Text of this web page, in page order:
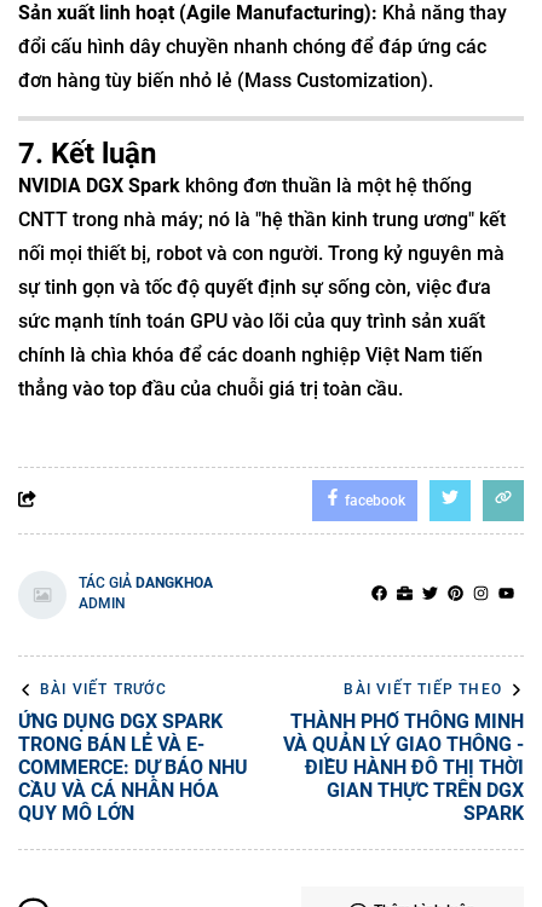
Sản xuất linh hoạt (Agile Manufacturing): Khả năng thay
đổi cấu hình dây chuyền nhanh chóng để đáp ứng các
đơn hàng tùy biến nhỏ lẻ (Mass Customization).
7. Kết luận
NVIDIA DGX Spark không đơn thuần là một hệ thống
CNTT trong nhà máy; nó là "hệ thần kinh trung ương" kết
nối mọi thiết bị, robot và con người. Trong kỷ nguyên mà
sự tinh gọn và tốc độ quyết định sự sống còn, việc đưa
sức mạnh tính toán GPU vào lõi của quy trình sản xuất
chính là chìa khóa để các doanh nghiệp Việt Nam tiến
thẳng vào top đầu của chuỗi giá trị toàn cầu.
facebook
TÁC GIẢ DANGKHOA
ADMIN
BÀI VIẾT TRƯỚC
ỨNG DỤNG DGX SPARK
TRONG BÁN LẺ VÀ E-
COMMERCE: DỰ BÁO NHU
CẦU VÀ CÁ NHÂN HÓA
QUY MÔ LỚN
BÀI VIẾT TIẾP THEO
THÀNH PHỐ THÔNG MINH
VÀ QUẢN LÝ GIAO THÔNG -
ĐIỀU HÀNH ĐÔ THỊ THỜI
GIAN THỰC TRÊN DGX
SPARK